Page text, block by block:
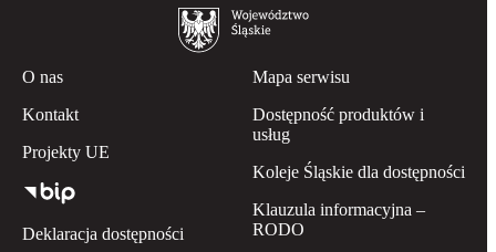
O nas
Kontakt
Projekty UE
Deklaracja dostępności
Mapa serwisu
Dostępność produktów i
usług
Koleje Śląskie dla dostępności
Klauzula informacyjna –
RODO